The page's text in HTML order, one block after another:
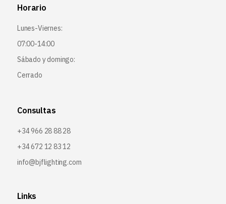
Horario
Lunes-Viernes:
07:00-14:00
Sábado y domingo:
Cerrado
Consultas
+34 966 28 88 28
+34 672 12 83 12
info@bjflighting.com
Links